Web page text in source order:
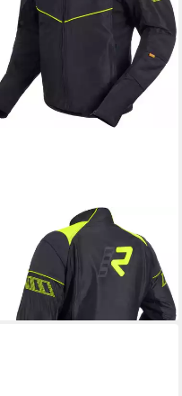
Motorradjacke
Airgobi Motorrad Textiljacke
305,45 €
499,95 €
-39%